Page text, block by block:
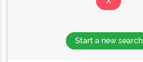
Start a new search